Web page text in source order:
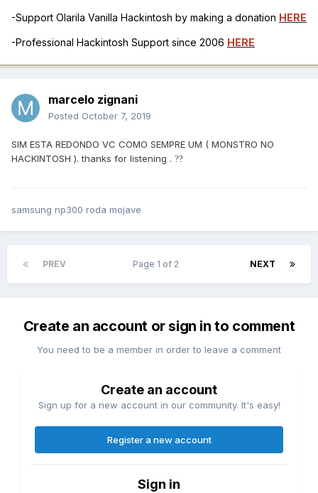
-Support Olarila Vanilla Hackintosh by making a donation HERE
-Professional Hackintosh Support since 2006 HERE
marcelo zignani
Posted October 7, 2019
SIM ESTA REDONDO VC COMO SEMPRE UM ( MONSTRO NO
HACKINTOSH ). thanks for listening . ??
samsung np300 roda mojave
PREV NEXT
Page 1 of 2
Create an account or sign in to comment
You need to be a member in order to leave a comment
Create an account
Sign up for a new account in our community. It's easy!
Register a new account
Sign in